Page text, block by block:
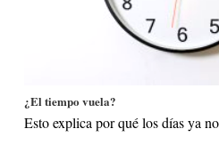
¿El tiempo vuela?
Esto explica por qué los días ya